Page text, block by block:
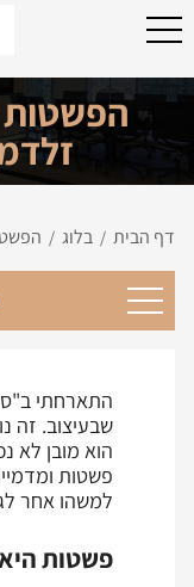
הפשטות
דף הבית / בלוג /
התארחתי
שבעיצוב. זה
הוא מובן לא
פשטות
למשהו אחר
פשטות